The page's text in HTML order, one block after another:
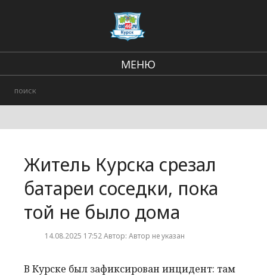
МЕНЮ
Городские события
Житель Курска срезал
батареи соседки, пока
той не было дома
14.08.2025 17:52 Автор: Автор не указан
В Курске был зафиксирован инцидент: там